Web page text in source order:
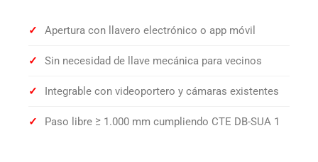
✓ Apertura con llavero electrónico o app móvil
✓ Sin necesidad de llave mecánica para vecinos
✓ Integrable con videoportero y cámaras existentes
✓ Paso libre ≥ 1.000 mm cumpliendo CTE DB-SUA 1